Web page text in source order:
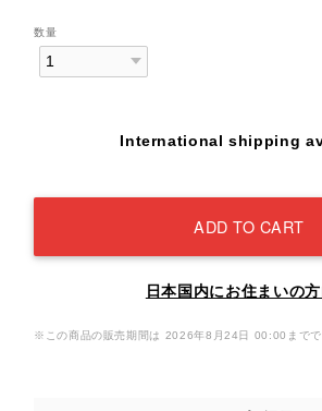
数量
International shipping
ADD TO CART
日本国内にお住まいの
※この商品の販売期間は 2026年8月24日 00:00までで